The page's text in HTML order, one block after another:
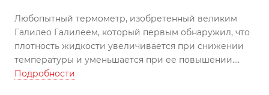
Любопытный термометр, изобретенный великим
Галилео Галилеем, который первым обнаружил, что
плотность жидкости увеличивается при снижении
температуры и уменьшается при ее повышении.
Подробности